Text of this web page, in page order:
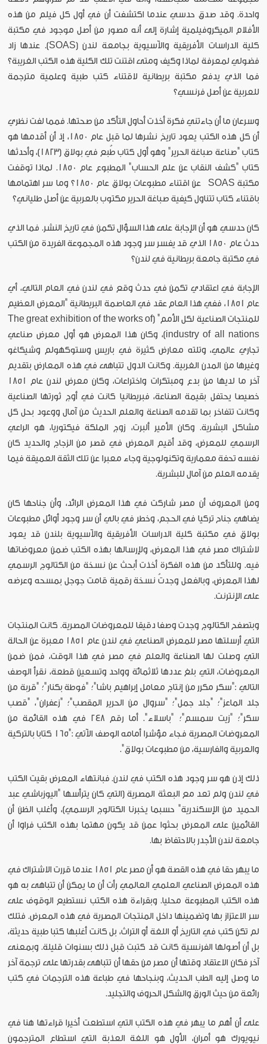
واحدة. وقد صدق حدسي عندما اكتشفت أن في أول كل فيلم من هذه
الأفلام الميكروفيلمية إشارة إلى أنه مصور من أصل موجود في مكتبة
كلية الدراسات الأفريقية والآسيوية بجامعة لندن (SOAS). عندها زاد
فضولي لمعرفة لماذا وكيف ومتى اقتنت تلك الكلية هذه الكتب الغريبة؟
فما الذي يدفع مكتبة بريطانية لاقتناء كتب طبية وعلمية مترجمة
للعربية عن أصل فرنسي؟
وسرعان ما أن جاءتني فكرة أخذت أحاول التأكد من صحتها. فمما لفت نظري
أن كل هذه الكتب يعود تاريخ نشرها لما قبل عام 1850، إذ أن أقدمها هو
كتاب "صناعة صباغة الحرير" وهو أول كتاب طُبع في بولاق (1823)، وأحدثها
كتاب "كشف النقاب عن علم الحساب" المطبوع عام 1850. لماذا توقفت
مكتبة SOAS عن اقتناء مطبوعات بولاق عام 1850؟ وما سر اهتمامها
باقتناء كتاب تتناول كيفية صباغة الحرير مكتوب بالعربية عن أصل طلياني؟
كان حدسي هو أن الإجابة على هذا السؤال تكمن في تاريخ النشر. فما الذي
حدث عام 1850 الذي قد يفسر سر وجود هذه المجموعة الفريدة من الكتب
في مكتبة جامعة بريطانية في لندن؟
الإجابة في اعتقادي تكمن في حدث وقع في لندن في العام التالي، أي
عام 1851، ففي هذا العام عقد في العاصمة البريطانية "المعرض العظيم
للمنتجات الصناعية لكل الأمم" (The great exhibition of the works of
industry of all nations)، وكان هذا المعرض هو أول معرض صناعي
تجاري عالمي، وتلته معارض كثيرة في باريس وستوكهولم وشيكاغو
وغيرها من المدن الغربية. وكانت الدول تتباهى في هذه المعارض بتقديم
آخر ما لديها من بدع ومبتكرات واختراعات، وكان معرض لندن عام 1851
خصيصا يحتفل بقيمة الصناعة، فبريطانيا كانت في أوج ثورتها الصناعية
وكانت تتفاخر بما تقدمه الصناعة والعلم الحديث من آمال ووعود بحل كل
مشاكل البشرية. وكان الأمير ألبرت، زوج الملكة فيكتوريا، هو الراعي
الرسمي للمعرض، وقد أقيم المعرض في قصر من الزجاج والحديد كان
نفسه تحفة معمارية وتكنولوجية وجاء معبرا عن تلك الثقة العميقة فيما
يقدمه العلم من آمال للبشرية.
ومن المعروف أن مصر شاركت في هذا المعرض الرائد، وأن جناحها كان
يضاهي جناح تركيا في الحجم، وخطر في بالي أن سر وجود أوائل مطبوعات
بولاق في مكتبة كلية الدراسات الأفريقية والآسيوية بلندن قد يعود
لاشتراك مصر في هذا المعرض، ولإرسالها بهذه الكتب ضمن معروضاتها
فيه. وللتأكد من هذه الفكرة أخذت أبحث عن نسخة من الكتالوج الرسمي
لهذا المعرض، وبالفعل وجدتُ نسخة رقمية قامت جوجل بمسحه وعرضه
على الإنترنت.
وبتصفح الكتالوج وجدت وصفا دقيقا للمعروضات المصرية. كانت المنتجات
التي أرسلتها مصر للمعرض الصناعي في لندن عام 1851 معبرة عن الحالة
التي وصلت لها الصناعة والعلم في مصر في هذا الوقت، فمن ضمن
المعروضات، التي بلغ عددها ثلاثمائة وواحد وتسعين قطعة، نقرأ الوصف
التالي :"سكر مكرر من إنتاج معامل إبراهيم باشا"؛ "فوطة بكنار"؛ "قربة من
جلد الماعز"؛ "جلد جمل"؛ "سروال من الحرير المقصب"؛ "زعفران"، "قصب
سكر"؛ "زيت سمسم"؛ "باسلاء". أما رقم 248 في هذه القائمة من
المعروضات المصرية فجاء مؤشرا أمامه الوصف الآتي :"165 كتابا بالتركية
والعربية والفارسية، من مطبوعات بولاق".
ذلك إذن هو سر وجود هذه الكتب في لندن. فبانتهاء المعرض بقيت الكتب
في لندن ولم تعد مع البعثة المصرية (التي كان يترأسها "اليوزباشي عبد
الحميد من الإسكندرية" حسبما يخبرنا الكتالوج الرسمي)، وأغلب الظن أن
القائمين على المعرض بحثوا عمن قد يكون مهتما بهذه الكتب فراوا أن
جامعة لندن الأجدر بالاحتفاظ بها.
ما يبهر حقا في هذه القصة هو أن مصر عام 1851 عندما قررت الاشتراك في
هذه المعرض الصناعي العلمي العالمي رأت أن ما يمكن أن تتباهى به هو
هذه الكتب المطبوعة محليا. وبقراءة هذه الكتب نستطيع الوقوف على
سر الاعتزاز بها وتضمينها داخل المنتجات المصرية في هذه المعرض. فتلك
لم تكن كتب في التاريخ أو اللغة أو التراث، بل كانت أغلبها كتبا طبية حديثة،
بل أن أصولها الفرنسية كانت قد كتبت قبل ذلك بسنوات قليلة. وبمعنى
آخر فكان الاعتقاد وقتها أن مصر من حقها أن تتباهى بقدرتها على ترجمة آخر
ما وصل إليه الطب الحديث، وبنجاحها في طباعة هذه الترجمات في كتب
رائعة من حيث الورق والشكل الحروف والتجليد.
على أن أهم ما يبهر في هذه الكتب التي استطعت أخيرا قراءتها هنا في
نيويورك هو أمران، الأول هو اللغة العذبة التي استطاع المترجمون